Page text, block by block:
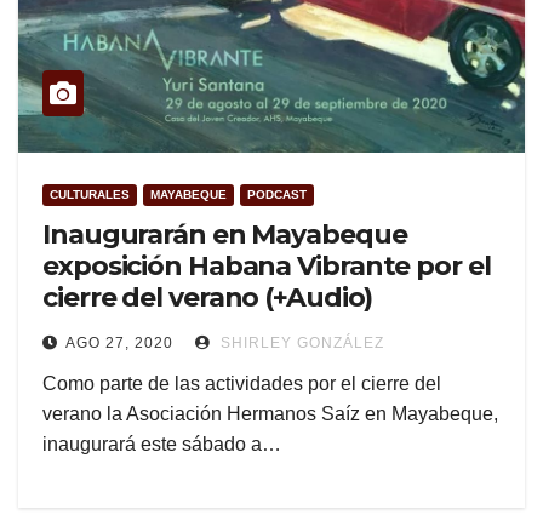
CULTURALES MAYABEQUE PODCAST
Inaugurarán en Mayabeque
exposición Habana Vibrante por el
cierre del verano (+Audio)
AGO 27, 2020 SHIRLEY GONZÁLEZ
Como parte de las actividades por el cierre del
verano la Asociación Hermanos Saíz en Mayabeque,
inaugurará este sábado a…